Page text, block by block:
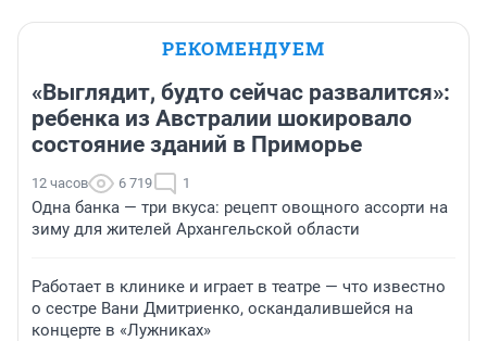
РЕКОМЕНДУЕМ
«Выглядит, будто сейчас развалится»:
ребенка из Австралии шокировало
состояние зданий в Приморье
12 часов 6 719 1
Одна банка — три вкуса: рецепт овощного ассорти на
зиму для жителей Архангельской области
Работает в клинике и играет в театре — что известно
о сестре Вани Дмитриенко, оскандалившейся на
концерте в «Лужниках»